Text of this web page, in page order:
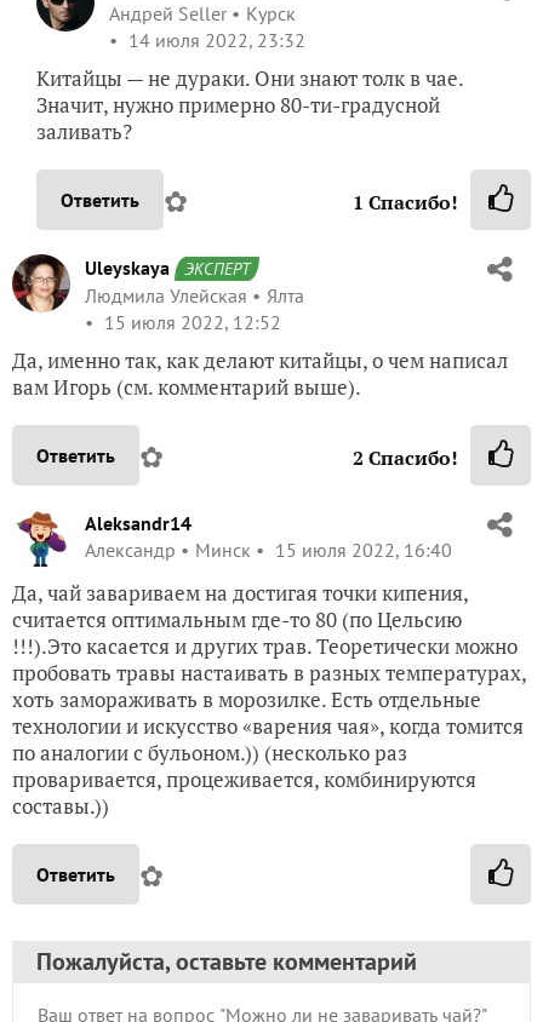
Андрей Seller
Курск
14 июля 2022, 23:32
Китайцы — не дураки. Они знают толк в чае.
Значит, нужно примерно 80-ти-градусной
заливать?
Ответить ✿ 1 Спасибо!
Uleyskaya ЭКСПЕРТ
Людмила Улейская
Ялта
15 июля 2022, 12:52
Да, именно так, как делают китайцы, о чем написал
вам Игорь (см. комментарий выше).
Ответить ✿ 2 Спасибо!
Aleksandr14
Александр
Минск 15 июля 2022, 16:40
Да, чай завариваем на достигая точки кипения,
считается оптимальным где-то 80 (по Цельсию
!!!).Это касается и других трав. Теоретически можно
пробовать травы настаивать в разных температурах,
хоть замораживать в морозилке. Есть отдельные
технологии и искусство «варения чая», когда томится
по аналогии с бульоном.)) (несколько раз
проваривается, процеживается, комбинируются
составы.))
Ответить ✿
Пожалуйста, оставьте комментарий